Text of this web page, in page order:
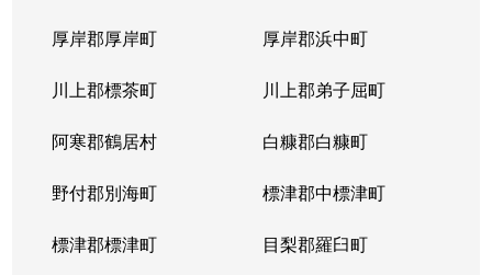
厚岸郡厚岸町 厚岸郡浜中町
川上郡標茶町 川上郡弟子屈町
阿寒郡鶴居村 白糠郡白糠町
野付郡別海町 標津郡中標津町
標津郡標津町 目梨郡羅臼町